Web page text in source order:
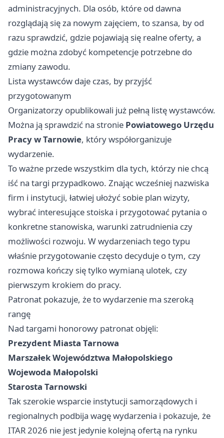
administracyjnych. Dla osób, które od dawna
rozglądają się za nowym zajęciem, to szansa, by od
razu sprawdzić, gdzie pojawiają się realne oferty, a
gdzie można zdobyć kompetencje potrzebne do
zmiany zawodu.
Lista wystawców daje czas, by przyjść
przygotowanym
Organizatorzy opublikowali już pełną listę wystawców.
Można ją sprawdzić na stronie Powiatowego Urzędu
Pracy w Tarnowie, który współorganizuje
wydarzenie.
To ważne przede wszystkim dla tych, którzy nie chcą
iść na targi przypadkowo. Znając wcześniej nazwiska
firm i instytucji, łatwiej ułożyć sobie plan wizyty,
wybrać interesujące stoiska i przygotować pytania o
konkretne stanowiska, warunki zatrudnienia czy
możliwości rozwoju. W wydarzeniach tego typu
właśnie przygotowanie często decyduje o tym, czy
rozmowa kończy się tylko wymianą ulotek, czy
pierwszym krokiem do pracy.
Patronat pokazuje, że to wydarzenie ma szeroką
rangę
Nad targami honorowy patronat objęli:
Prezydent Miasta Tarnowa
Marszałek Województwa Małopolskiego
Wojewoda Małopolski
Starosta Tarnowski
Tak szerokie wsparcie instytucji samorządowych i
regionalnych podbija wagę wydarzenia i pokazuje, że
ITAR 2026 nie jest jedynie kolejną ofertą na rynku